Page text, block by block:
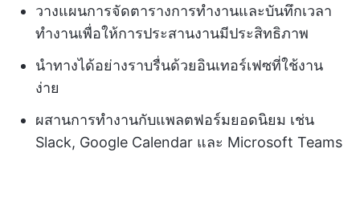
วางแผนการจัดตารางการทำงานและบันทึกเวลา
ทำงานเพื่อให้การประสานงานมีประสิทธิภาพ
นำทางได้อย่างราบรื่นด้วยอินเทอร์เฟซที่ใช้งาน
ง่าย
ผสานการทำงานกับแพลตฟอร์มยอดนิยม เช่น
Slack, Google Calendar และ Microsoft Teams